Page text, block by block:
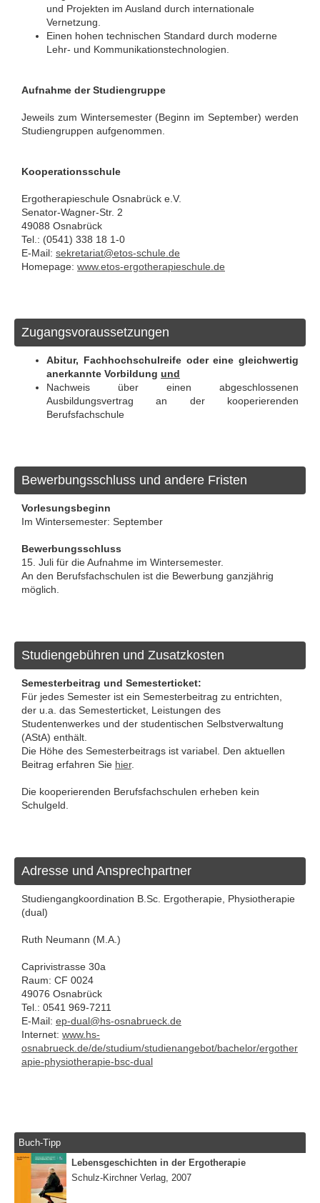
und Projekten im Ausland durch internationale
Vernetzung.
Einen hohen technischen Standard durch moderne
Lehr- und Kommunikationstechnologien.
Aufnahme der Studiengruppe
Jeweils zum Wintersemester (Beginn im September) werden
Studiengruppen aufgenommen.
Kooperationsschule
Ergotherapieschule Osnabrück e.V.
Senator-Wagner-Str. 2
49088 Osnabrück
Tel.: (0541) 338 18 1-0
E-Mail: sekretariat@etos-schule.de
Homepage: www.etos-ergotherapieschule.de
Zugangsvoraussetzungen
Abitur, Fachhochschulreife oder eine gleichwertig
anerkannte Vorbildung und
Nachweis über einen abgeschlossenen
Ausbildungsvertrag an der kooperierenden
Berufsfachschule
Bewerbungsschluss und andere Fristen
Vorlesungsbeginn
Im Wintersemester: September
Bewerbungsschluss
15. Juli für die Aufnahme im Wintersemester.
An den Berufsfachschulen ist die Bewerbung ganzjährig
möglich.
Studiengebühren und Zusatzkosten
Semesterbeitrag und Semesterticket:
Für jedes Semester ist ein Semesterbeitrag zu entrichten,
der u.a. das Semesterticket, Leistungen des
Studentenwerkes und der studentischen Selbstverwaltung
(AStA) enthält.
Die Höhe des Semesterbeitrags ist variabel. Den aktuellen
Beitrag erfahren Sie hier.
Die kooperierenden Berufsfachschulen erheben kein
Schulgeld.
Adresse und Ansprechpartner
Studiengangkoordination B.Sc. Ergotherapie, Physiotherapie
(dual)
Ruth Neumann (M.A.)
Caprivistrasse 30a
Raum: CF 0024
49076 Osnabrück
Tel.: 0541 969-7211
E-Mail: ep-dual@hs-osnabrueck.de
Internet: www.hs-
osnabrueck.de/de/studium/studienangebot/bachelor/ergother
apie-physiotherapie-bsc-dual
Buch-Tipp
Lebensgeschichten in der Ergotherapie
Schulz-Kirchner Verlag, 2007